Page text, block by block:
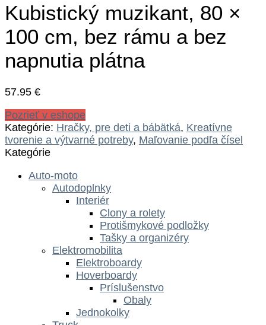
Kubistický muzikant, 80 ×
100 cm, bez rámu a bez
napnutia plátna
57.95 €
Pozrieť v eshope
Kategórie: Hračky, pre deti a bábätká, Kreatívne
tvorenie a výtvarné potreby, Maľovanie podľa čísel
Kategórie
Auto-moto
Autodoplnky
Interiér
Clony a rolety
Protišmykové podložky
Tašky a organizéry
Elektromobilita
Elektroboardy
Hoverboardy
Príslušenstvo
Obaly
Jednokolky